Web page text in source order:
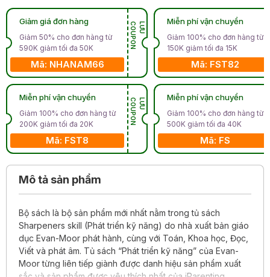
Giảm giá đơn hàng
Giảm 50% cho đơn hàng từ
590K giảm tối đa 50K
Mã: NHANAM66
L
Ư
U
C
O
U
P
O
N
Miễn phí vận chuyển
Giảm 100% cho đơn hàng từ
200K giảm tối đa 20K
Mã: FST8
L
Ư
U
C
O
U
P
O
N
Miễn phí vận chuyển
Giảm 100% cho đơn hàng từ
150K giảm tối đa 15K
Mã: FST82
Miễn phí vận chuyển
Giảm 100% cho đơn hàng từ
500K giảm tối đa 40K
Mã: FS
Mô tả sản phẩm
Bộ sách là bộ sản phẩm mới nhất nằm trong tủ sách
Sharpeners skill (Phát triển kỹ năng) do nhà xuất bản giáo
dục Evan-Moor phát hành, cùng với Toán, Khoa học, Đọc,
Viết và phát âm. Tủ sách “Phát triển kỹ năng” của Evan-
Moor từng liên tiếp giành được danh hiệu sản phẩm xuất